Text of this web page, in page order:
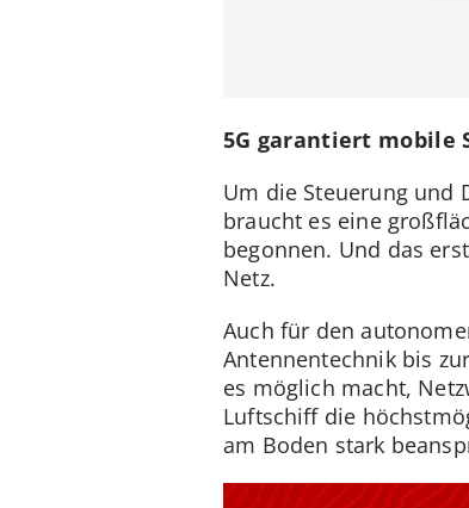
5G garantiert mobile
Um die Steuerung und
braucht es eine
begonnen. Und das
Netz.
Auch für den
Antennentechnik bis
es möglich macht,
Luftschiff die
am Boden stark